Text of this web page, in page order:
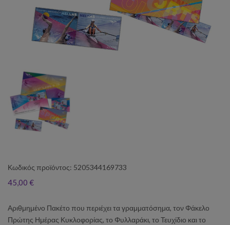
Κωδικός προϊόντος: 5205344169733
45,00 €
Αριθμημένο Πακέτο που περιέχει τα γραμματόσημα, τον Φάκελο
Πρώτης Ημέρας Κυκλοφορίας, το Φυλλαράκι, το Τευχίδιο και το